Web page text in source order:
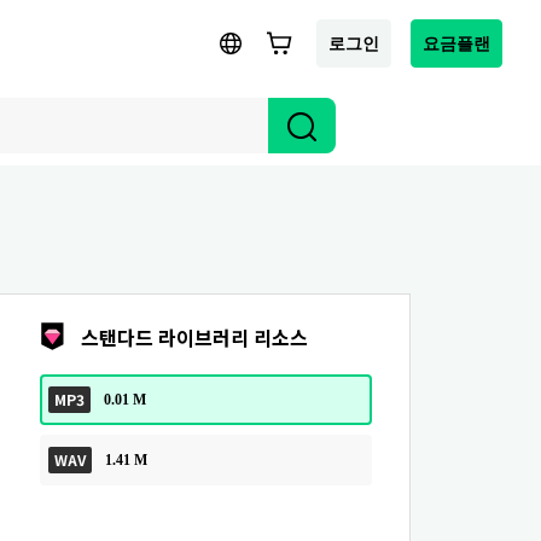
로그인 요금플랜
스탠다드 라이브러리 리소스
MP3 0.01 M
WAV 1.41 M